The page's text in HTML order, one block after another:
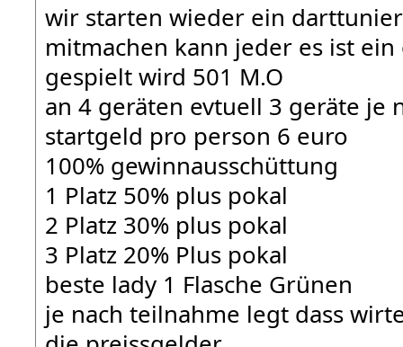
wir starten wieder ein
mitmachen kann jeder es ist
gespielt wird 501 M.O
an 4 geräten evtuell 3 geräte je
startgeld pro person 6 euro
100% gewinnausschüttung
1 Platz 50% plus pokal
2 Platz 30% plus pokal
3 Platz 20% Plus pokal
beste lady 1 Flasche Grünen
je nach teilnahme legt dass